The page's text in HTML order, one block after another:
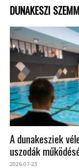
DUNAKESZI
A dunakesziek
uszodák
2026-07-23